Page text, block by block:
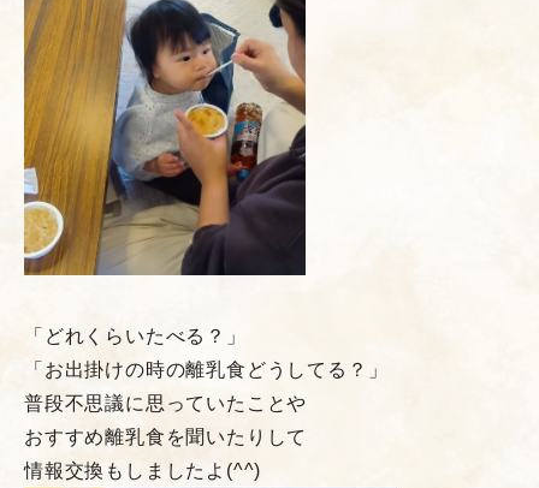
「どれくらいたべる？」
「お出掛けの時の離乳食どうしてる？」
普段不思議に思っていたことや
おすすめ離乳食を聞いたりして
情報交換もしましたよ(^^)